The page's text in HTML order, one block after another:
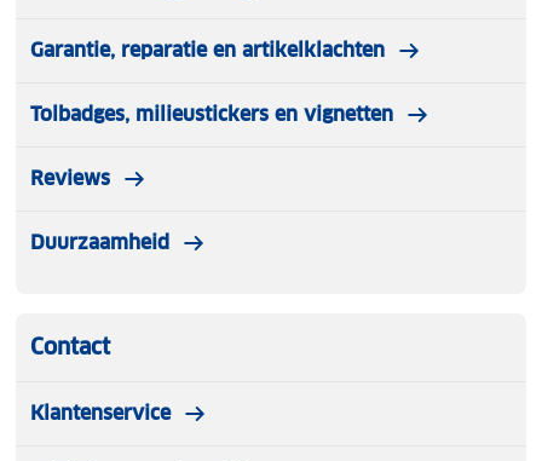
Garantie, reparatie en artikelklachten
Tolbadges, milieustickers en vignetten
Reviews
Duurzaamheid
Contact
Klantenservice